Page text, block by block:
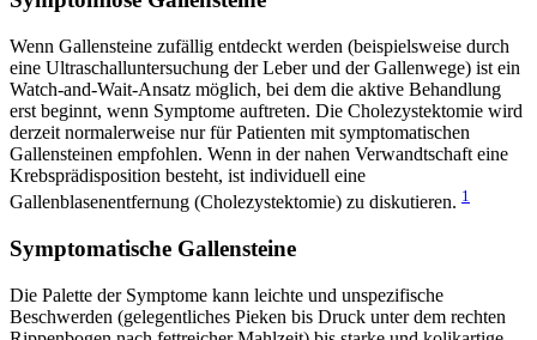
Wenn Gallensteine zufällig entdeckt werden (beispielsweise durch
eine Ultraschalluntersuchung der Leber und der Gallenwege) ist ein
Watch-and-Wait-Ansatz möglich, bei dem die aktive Behandlung
erst beginnt, wenn Symptome auftreten. Die Cholezystektomie wird
derzeit normalerweise nur für Patienten mit symptomatischen
Gallensteinen empfohlen. Wenn in der nahen Verwandtschaft eine
Krebsprädisposition besteht, ist individuell eine
Gallenblasenentfernung (Cholezystektomie) zu diskutieren. 1
Symptomatische Gallensteine
Die Palette der Symptome kann leichte und unspezifische
Beschwerden (gelegentliches Pieken bis Druck unter dem rechten